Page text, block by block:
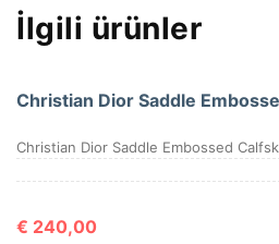
İlgili ürünler
Christian Dior Saddle
€ 240,00